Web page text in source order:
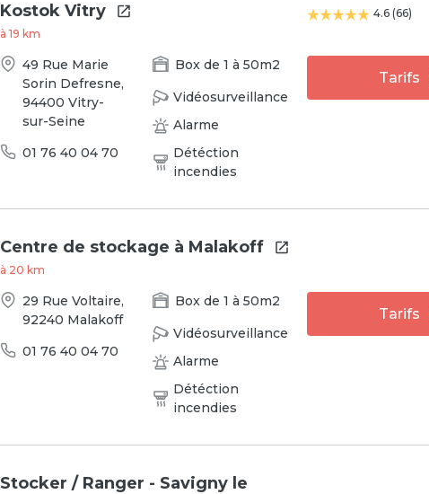
Kostok Vitry
à 19 km
4.6 (66)
49 Rue Marie
Sorin Defresne,
94400 Vitry-
sur-Seine
01 76 40 04 70
Box de1 à 50m2
Vidéosurveillance
Alarme
Détéction
incendies
Tarifs
Centre de stockage à Malakoff
à 20 km
29 Rue Voltaire,
92240 Malakoff
01 76 40 04 70
Box de1 à 50m2
Vidéosurveillance
Alarme
Détéction
incendies
Tarifs
Stocker / Ranger - Savigny le